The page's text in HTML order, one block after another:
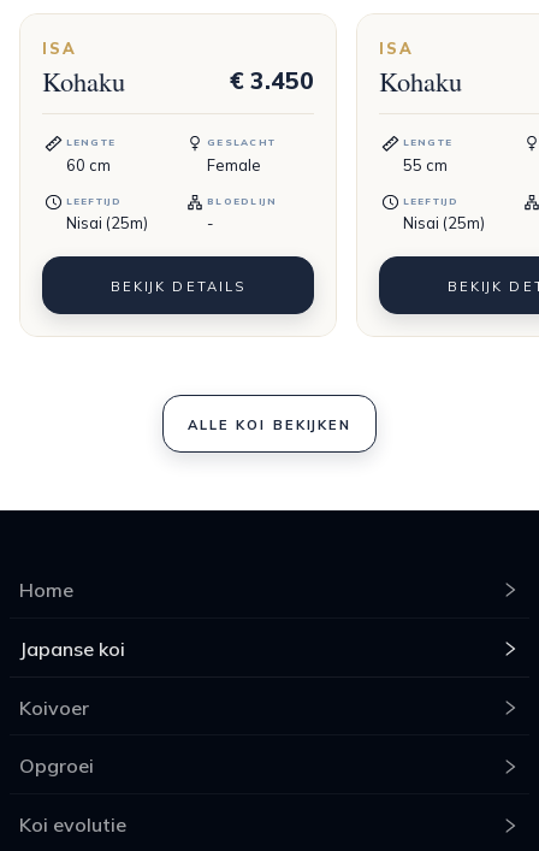
ISA
Kohaku € 3.450
LENGTE
60 cm
GESLACHT
Female
LEEFTIJD
Nisai (25m)
BLOEDLIJN
-
BEKIJK DETAILS
ISA
Kohaku
LENGTE
55 cm
LEEFTIJD
Nisai (25m)
BEKIJK
ALLE KOI BEKIJKEN
Home
Japanse koi
Koivoer
Opgroei
Koi evolutie